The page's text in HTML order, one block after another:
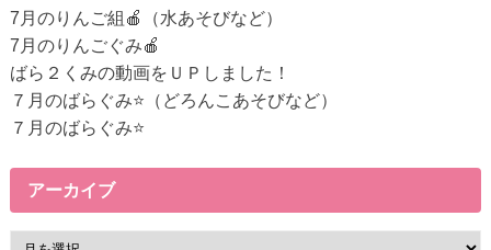
へ
の
リ
ン
ク
7月のりんご組🍎（水あそびなど）
7月のりんごぐみ🍎
ばら２くみの動画をＵＰしました！
７月のばらぐみ⭐（どろんこあそびなど）
７月のばらぐみ⭐
アーカイブ